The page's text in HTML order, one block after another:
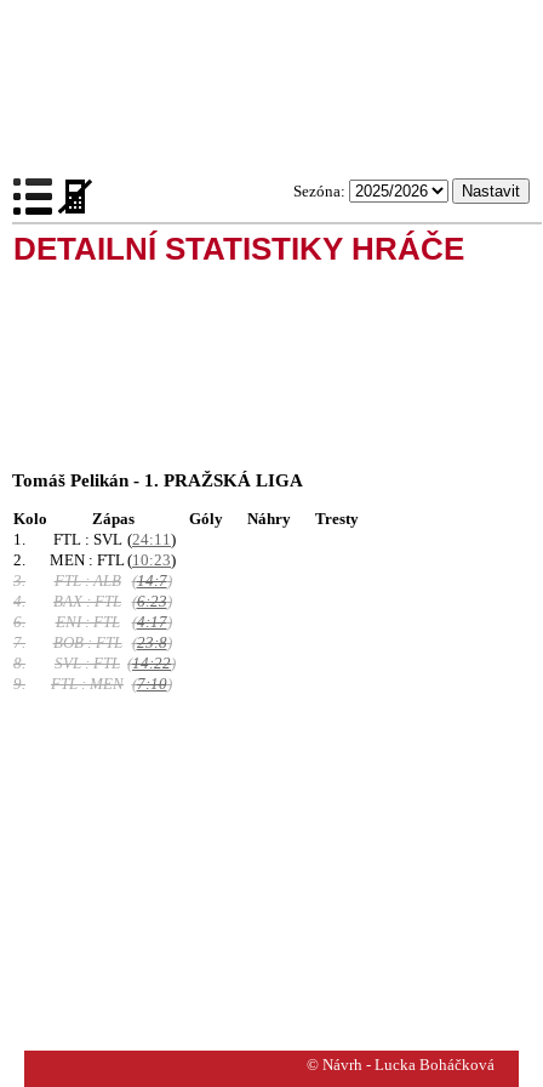
Sezóna:
DETAILNÍ STATISTIKY HRÁČE
Tomáš Pelikán - 1. PRAŽSKÁ LIGA
Kolo Zápas Góly Náhry
Tresty
1.
FTL : SVL (24:11)
2.
MEN : FTL(10:23)
3.
FTL : ALB (14:7)
4.
BAX : FTL (6:23)
6.
ENI : FTL (4:17)
7.
BOB : FTL (23:8)
8.
SVL : FTL (14:22)
9.
FTL : MEN (7:10)
© Návrh - Lucka Boháčková